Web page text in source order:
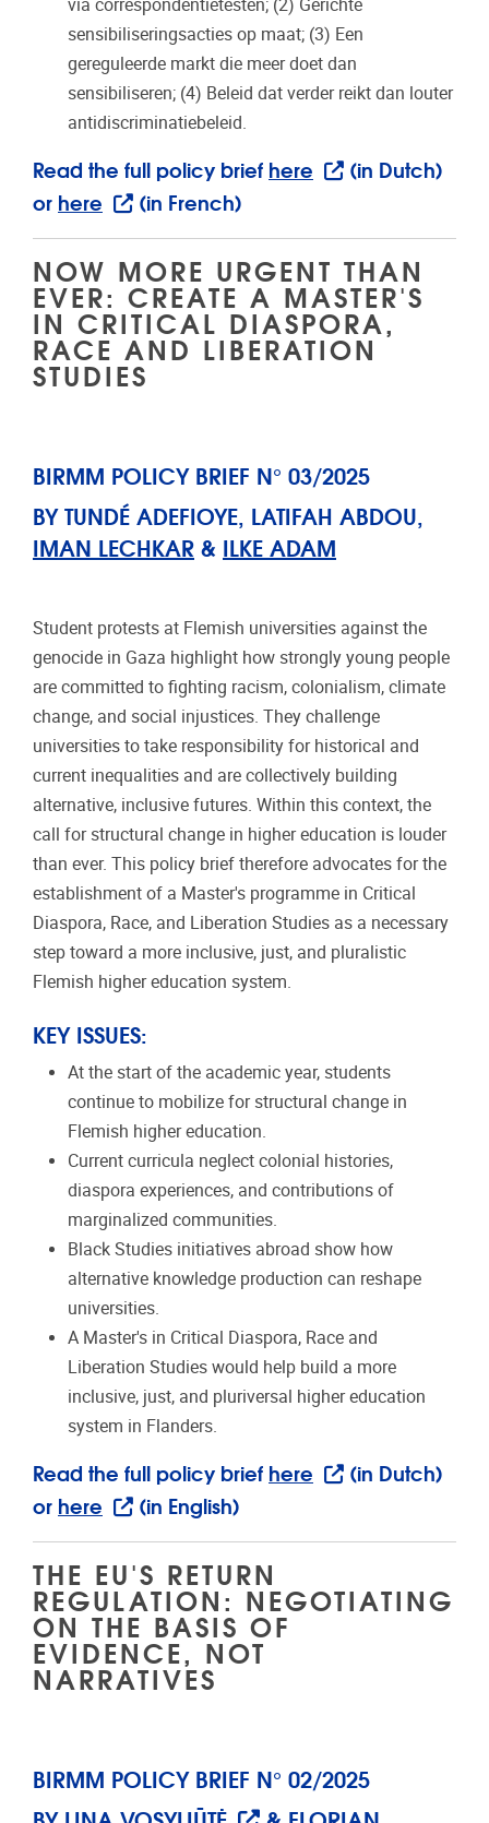
via correspondentietesten; (2) Gerichte
sensibiliseringsacties op maat; (3) Een
gereguleerde markt die meer doet dan
sensibiliseren; (4) Beleid dat verder reikt dan louter
antidiscriminatiebeleid.
Read the full policy brief here
(in Dutch)
or here (in French)
NOW MORE URGENT THAN
EVER: CREATE A MASTER'S
IN CRITICAL DIASPORA,
RACE AND LIBERATION
STUDIES
BIRMM POLICY BRIEF N° 03/2025
BY TUNDÉ ADEFIOYE, LATIFAH ABDOU,
IMAN LECHKAR& ILKE ADAM
Student protests at Flemish universities against the
genocide in Gaza highlight how strongly young people
are committed to fighting racism, colonialism, climate
change, and social injustices. They challenge
universities to take responsibility for historical and
current inequalities and are collectively building
alternative, inclusive futures. Within this context, the
call for structural change in higher education is louder
than ever. This policy brief therefore advocates for the
establishment of a Master's programme in Critical
Diaspora, Race, and Liberation Studies as a necessary
step toward a more inclusive, just, and pluralistic
Flemish higher education system.
KEY ISSUES:
At the start of the academic year, students
continue to mobilize for structural change in
Flemish higher education.
Current curricula neglect colonial histories,
diaspora experiences, and contributions of
marginalized communities.
Black Studies initiatives abroad show how
alternative knowledge production can reshape
universities.
A Master's in Critical Diaspora, Race and
Liberation Studies would help build a more
inclusive, just, and pluriversal higher education
system in Flanders.
Read the full policy brief here
(in Dutch)
or here (in English)
THE EU'S RETURN
REGULATION: NEGOTIATING
ON THE BASIS OF
EVIDENCE, NOT
NARRATIVES
BIRMM POLICY BRIEF N° 02/2025